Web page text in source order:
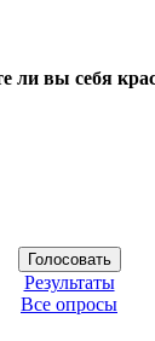
ли вы себя
Результаты
Все опросы